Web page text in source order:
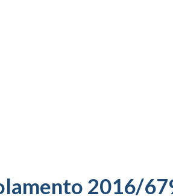
2016/